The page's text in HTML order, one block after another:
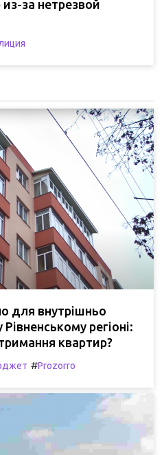
за нетрезвой
для внутрішньо
регіоні:
квартир?
#Prozorro